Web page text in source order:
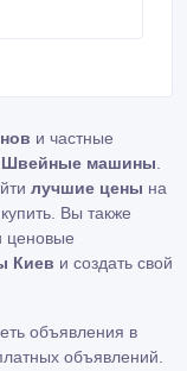
и частные
Швейные машины
лучшие цены на
Вы также
ценовые
Киев и создать свой
объявления в
объявлений.